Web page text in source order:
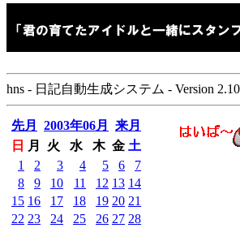
hns - 日記自動生成システム - Version
先月 2003年06月
来月
日
月 火 水 木 金 土
1
2 3 4 5 6
7
8
9 10 11 12 13 14
15 16 17 18 19 20 21
22 23 24 25 26 27 28